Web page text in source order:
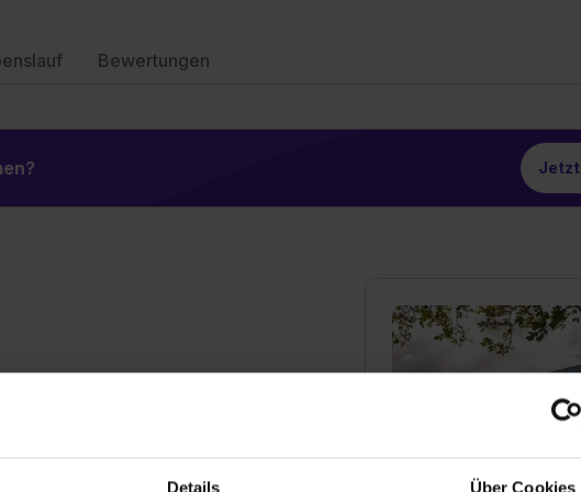
Details Über Cookies
Bewertungen
Versicherungen in Deutschland.
über Generationen stark gemacht. Das NV
in Ostfriesland, der auch 200